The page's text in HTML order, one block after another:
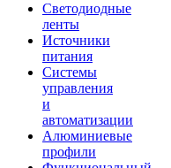
Светодиодные
ленты
Источники
питания
Системы
управления
и
автоматизации
Алюминиевые
профили